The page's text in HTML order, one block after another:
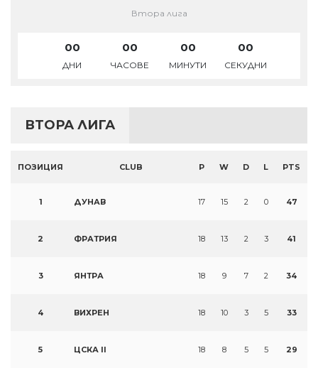
Втора лига
00
ДНИ
00
ЧАСОВЕ
00
МИНУТИ
00
СЕКУДНИ
ВТОРА ЛИГА
ПОЗИЦИЯ CLUB P W D L PTS
1 ДУНАВ 17 15 2 0 47
2 ФРАТРИЯ 18 13 2 3 41
3 ЯНТРА 18 9 7 2 34
4 ВИХРЕН 18 10 3 5 33
5 ЦСКА II 18 8 5 5 29